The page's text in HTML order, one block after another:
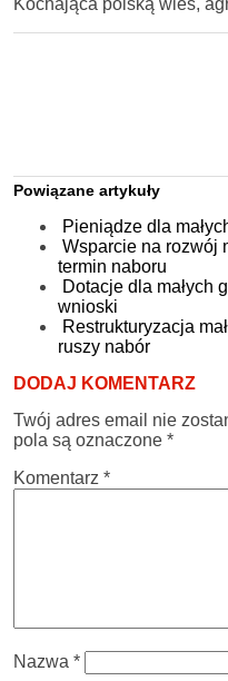
Kochająca polską wieś,
Powiązane artykuły
Pieniądze dla
Wsparcie na rozwój
termin naboru
Dotacje dla małych
wnioski
Restrukturyzacja
ruszy nabór
DODAJ KOMENTARZ
Twój adres email nie
pola są oznaczone *
Komentarz *
Nazwa *